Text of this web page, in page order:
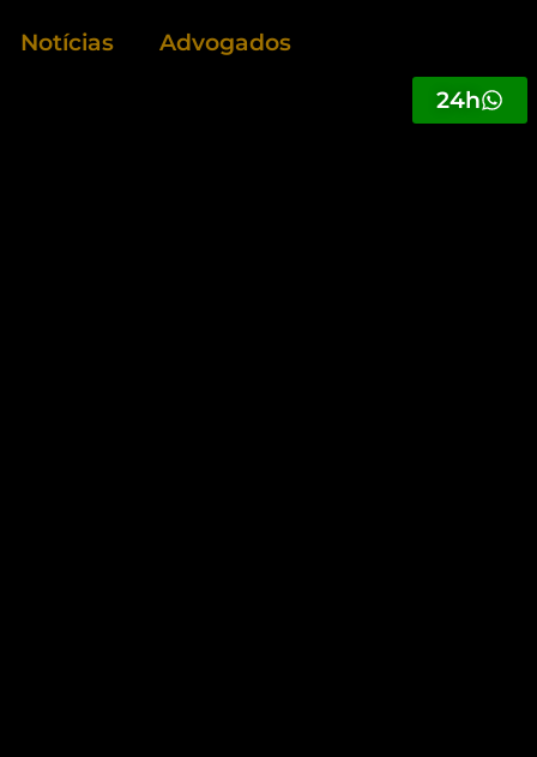
Notícias Advogados
24h